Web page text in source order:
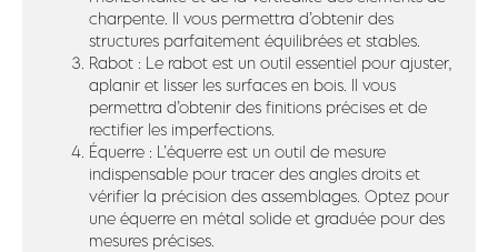
charpente. Il vous permettra d’obtenir des
structures parfaitement équilibrées et stables.
Rabot : Le rabot est un outil essentiel pour ajuster,
aplanir et lisser les surfaces en bois. Il vous
permettra d’obtenir des finitions précises et de
rectifier les imperfections.
Équerre : L’équerre est un outil de mesure
indispensable pour tracer des angles droits et
vérifier la précision des assemblages. Optez pour
une équerre en métal solide et graduée pour des
mesures précises.